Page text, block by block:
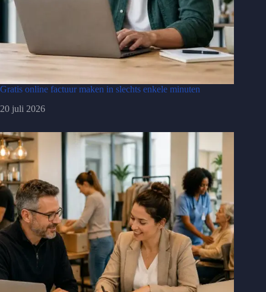
Gratis online factuur maken in slechts enkele minuten
20 juli 2026